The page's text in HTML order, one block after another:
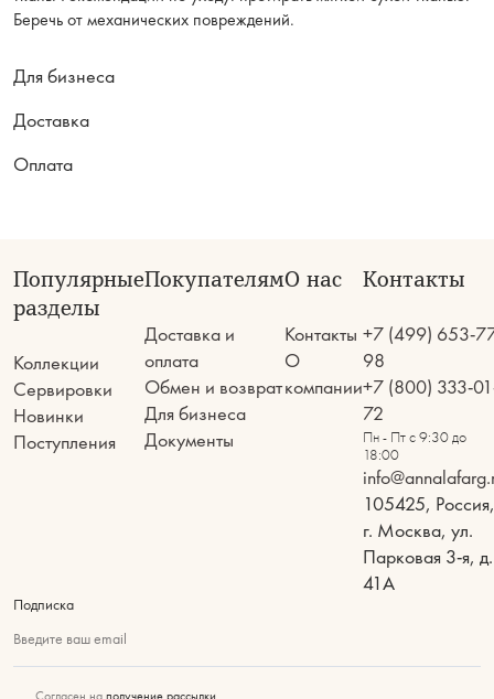
Беречь от механических повреждений.
Для бизнеса
Доставка
Оплата
Популярные
разделы
Коллекции
Сервировки
Новинки
Поступления
Покупателям
Доставка и
оплата
Обмен и возврат
Для бизнеса
Документы
О нас
Контакты
О
компании
Контакты
+7 (499) 653-
98
+7 (800) 333-
72
Пн - Пт с 9:30 до
18:00
105425, Россия,
г. Москва, ул.
Парковая 3-я, д.
41А
Подписка
Введите ваш email